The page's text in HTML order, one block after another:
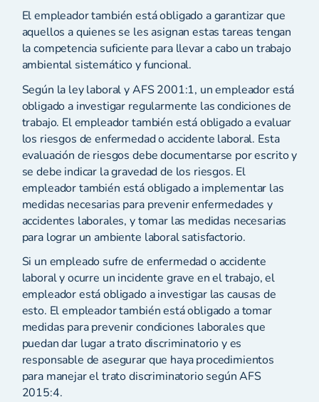
El empleador también está obligado a garantizar que
aquellos a quienes se les asignan estas tareas tengan
la competencia suficiente para llevar a cabo un trabajo
ambiental sistemático y funcional.
Según la ley laboral y AFS 2001:1, un empleador está
obligado a investigar regularmente las condiciones de
trabajo. El empleador también está obligado a evaluar
los riesgos de enfermedad o accidente laboral. Esta
evaluación de riesgos debe documentarse por escrito y
se debe indicar la gravedad de los riesgos. El
empleador también está obligado a implementar las
medidas necesarias para prevenir enfermedades y
accidentes laborales, y tomar las medidas necesarias
para lograr un ambiente laboral satisfactorio.
Si un empleado sufre de enfermedad o accidente
laboral y ocurre un incidente grave en el trabajo, el
empleador está obligado a investigar las causas de
esto. El empleador también está obligado a tomar
medidas para prevenir condiciones laborales que
puedan dar lugar a trato discriminatorio y es
responsable de asegurar que haya procedimientos
para manejar el trato discriminatorio según AFS
2015:4.